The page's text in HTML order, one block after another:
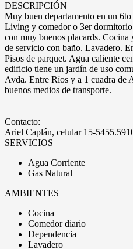
DESCRIPCIÓN
Muy buen departamento en un
Living y comedor o 3er
con muy buenos placards.
de servicio con baño. Lavadero.
Pisos de parquet. Agua caliente
edificio tiene un jardín de uso
Avda. Entre Ríos y a 1 cuadra de
buenos medios de transporte.
Contacto:
Ariel Caplán, celular 15-
SERVICIOS
Agua Corriente
Gas Natural
AMBIENTES
Cocina
Comedor diario
Dependencia
Lavadero